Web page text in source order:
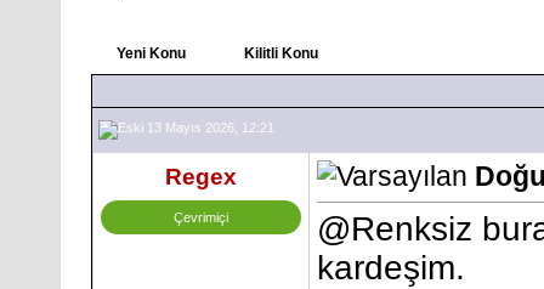
Yeni Konu Kilitli Konu
13 Mayıs 2026, 12:21
Regex
Çevrimiçi @Renksiz
kardeşim.